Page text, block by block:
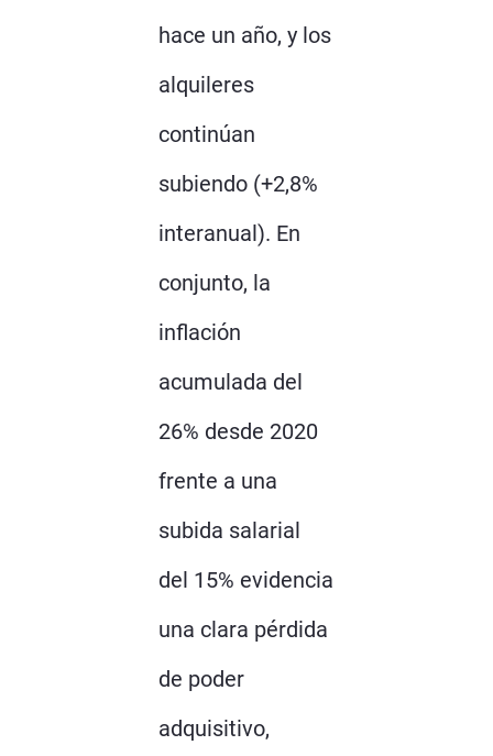
hace un año, y los
alquileres
continúan
subiendo (+2,8%
interanual). En
conjunto, la
inflación
acumulada del
26% desde 2020
frente a una
subida salarial
del 15% evidencia
una clara pérdida
de poder
adquisitivo,